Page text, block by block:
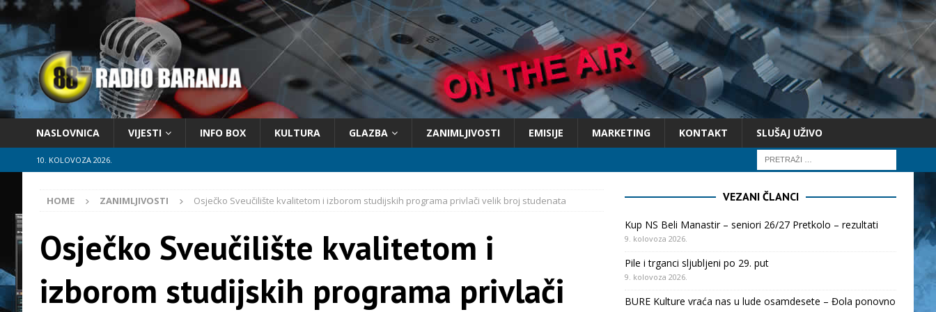
NASLOVNICA VIJESTI INFO BOX KULTURA GLAZBA ZANIMLJIVOSTI EMISIJE MARKETING KONTAKT SLUŠAJ UŽIVO
10. KOLOVOZA 2026.
HOME ZANIMLJIVOSTI Osječko Sveučilište kvalitetom i izborom studijskih programa privlači velik broj studenata
Osječko Sveučilište kvalitetom i
izborom studijskih programa privlači
VEZANI ČLANCI
Kup NS Beli Manastir – seniori 26/27 Pretkolo – rezultati
9. kolovoza 2026.
Pile i trganci sljubljeni po 29. put
9. kolovoza 2026.
BURE Kulture vraća nas u lude osamdesete – Đola ponovno